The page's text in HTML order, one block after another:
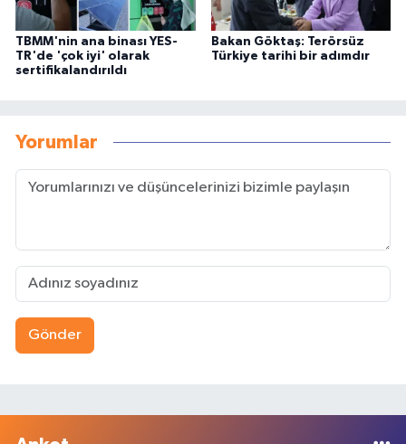
TBMM'nin ana binası YES-
TR'de 'çok iyi' olarak
sertifikalandırıldı
Bakan Göktaş: Terörsüz
Türkiye tarihi bir adımdır
Yorumlar
Gönder